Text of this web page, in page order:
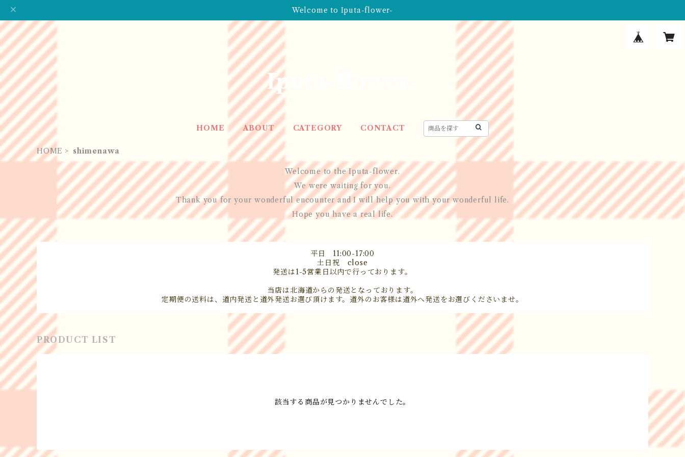
Welcome to Iputa-flower-
Iputa-flower-
HOME ABOUT CATEGORY CONTACT
HOME shimenawa
Welcome to the Iputa-flower.
We were waiting for you.
Thank you for your wonderful encounter and I will help you with your wonderful life.
Hope you have a real life.
平日 11:00-17:00
土日祝 close
発送は1-5営業日以内で行っております。
当店は北海道からの発送となっております。
定期便の送料は、道内発送と道外発送お選び頂けます。道外のお客様は道外へ発送をお選びくださいませ。
PRODUCT LIST
該当する商品が見つかりませんでした。